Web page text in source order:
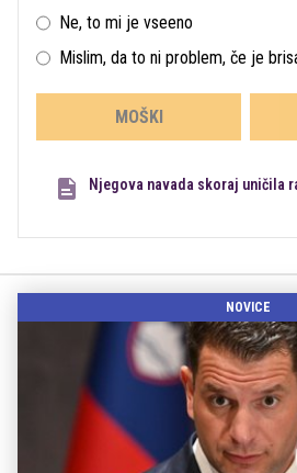
Ne, to mi je vseeno
Mislim, da to ni problem, če je
MOŠKI
Njegova navada skoraj uničila
NOVICE